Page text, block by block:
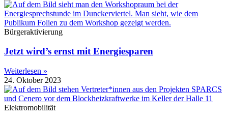
Bürgeraktivierung
Jetzt wird’s ernst mit Energiesparen
Weiterlesen »
24. Oktober 2023
Elektromobilität